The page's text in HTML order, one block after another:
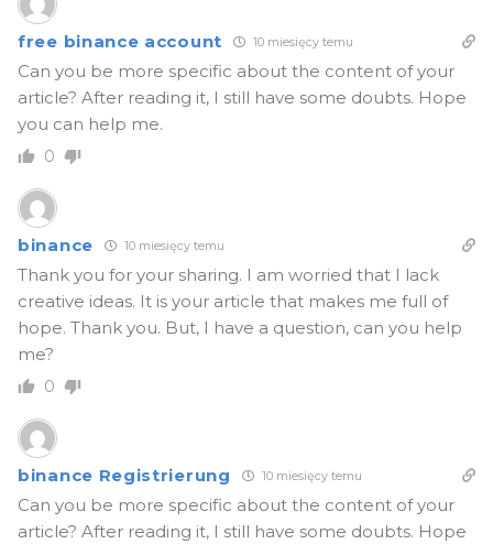
free binance account 10 miesięcy temu
Can you be more specific about the content of your
article? After reading it, I still have some doubts. Hope
you can help me.
0
binance 10 miesięcy temu
Thank you for your sharing. I am worried that I lack
creative ideas. It is your article that makes me full of
hope. Thank you. But, I have a question, can you help
me?
0
binance Registrierung 10 miesięcy temu
Can you be more specific about the content of your
article? After reading it, I still have some doubts. Hope